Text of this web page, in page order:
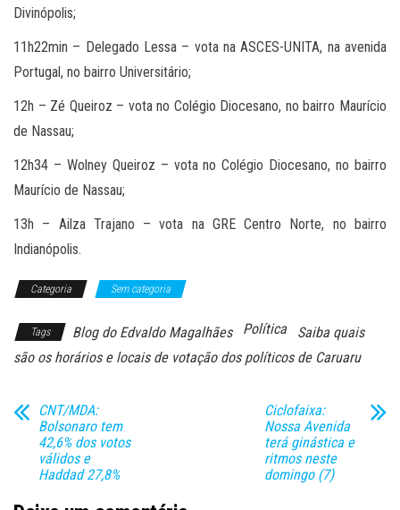
Divinópolis;
11h22min – Delegado Lessa – vota na ASCES-UNITA, na avenida
Portugal, no bairro Universitário;
12h – Zé Queiroz – vota no Colégio Diocesano, no bairro Maurício
de Nassau;
12h34 – Wolney Queiroz – vota no Colégio Diocesano, no bairro
Maurício de Nassau;
13h – Ailza Trajano – vota na GRE Centro Norte, no bairro
Indianópolis.
Categoria Sem categoria
Tags Blog do Edvaldo Magalhães Política
Saiba quais
são os horários e locais de votação dos políticos de Caruaru
CNT/MDA:
Bolsonaro tem
42,6% dos votos
válidos e
Haddad 27,8%
Ciclofaixa:
Nossa Avenida
terá ginástica e
ritmos neste
domingo (7)